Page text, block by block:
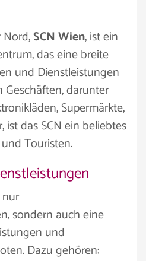
Nord,SCN Wien, ist ein
das eine breite
und Dienstleistungen
darunter
Supermärkte,
das SCN ein beliebtes
Touristen.
sondern auch eine
und
Dazu gehören: